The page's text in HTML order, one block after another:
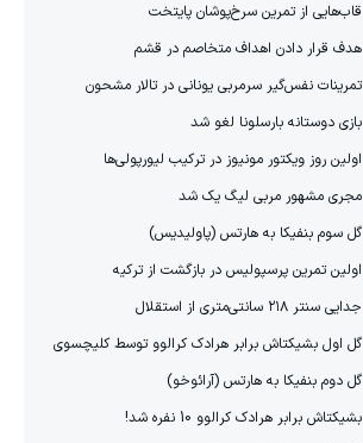
قاب‌هایی از تمرین سرخ‌پوشان پایتخت
هدف قرار دادن اهداف متخاصم در قشم
‏تمرینات نفس‌گیر سرمربی یونانی در تالار مشحون
بازی دوستانه بارسلونا لغو شد
اولین روز ویکتور مونیوز در ترکیب لیورپولی‌ها
مجری مشهور مربی لیگ یک شد
گل سوم بنفیکا به هارتس (پاولیدیس)
اولین تمرین پرسپولیس در بازگشت از ترکیه
جدایی سنتر ۲۱۸ سانتی‌متری از استقلال
گل اول بشیکتاش برابر هرادک کرالوو توسط کلیچسوی
گل دوم بنفیکا به هارتس (آرائوخو)
بشیکتاش برابر هرادک کرالوو 10 نفره شد!